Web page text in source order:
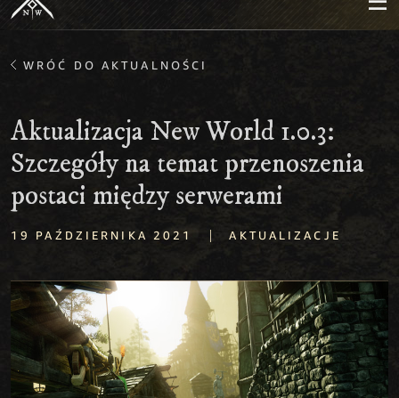
WRÓĆ DO AKTUALNOŚCI
Aktualizacja New World 1.0.3:
Szczegóły na temat przenoszenia
postaci między serwerami
19 PAŹDZIERNIKA 2021 | AKTUALIZACJE